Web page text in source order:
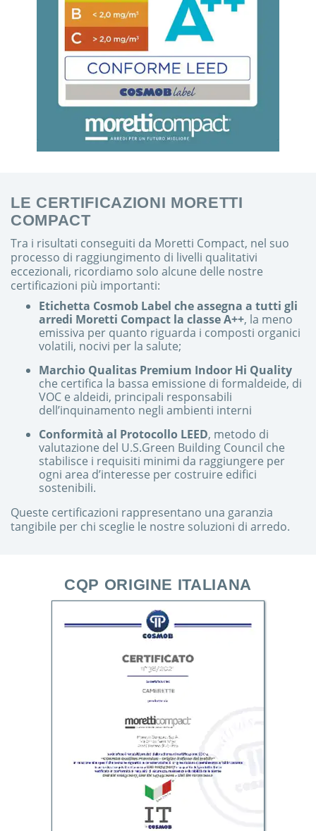
LE CERTIFICAZIONI MORETTI
COMPACT
Tra i risultati conseguiti da Moretti Compact, nel suo
processo di raggiungimento di livelli qualitativi
eccezionali, ricordiamo solo alcune delle nostre
certificazioni più importanti:
Etichetta Cosmob Label che assegna a tutti gli
arredi Moretti Compact la classe A++, la meno
emissiva per quanto riguarda i composti organici
volatili, nocivi per la salute;
Marchio Qualitas Premium Indoor Hi Quality
che certifica la bassa emissione di formaldeide, di
VOC e aldeidi, principali responsabili
dell’inquinamento negli ambienti interni
Conformità al Protocollo LEED, metodo di
valutazione del U.S.Green Building Council che
stabilisce i requisiti minimi da raggiungere per
ogni area d’interesse per costruire edifici
sostenibili.
Queste certificazioni rappresentano una garanzia
tangibile per chi sceglie le nostre soluzioni di arredo.
CQP ORIGINE ITALIANA